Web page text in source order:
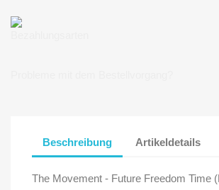
Beschreibung Artikeldetails
The Movement - Future Freedom Time